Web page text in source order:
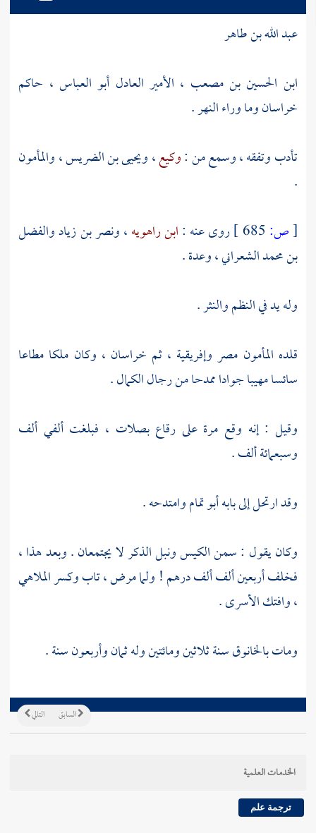
عبد الله بن طاهر
ابن الحسين بن مصعب ، الأمير العادل أبو العباس ، حاكم
خراسانوما وراء النهر.
تأدب وتفقه ، وسمع من :وكيع،ويحيى بن الضريس،والمأمون
.
[ص: روى عنه :ابن راهويه،ونصر بن زيادوالفضل
بن محمد الشعراني، وعدة .
وله يد في النظم والنثر .
قلده المأمون مصر وإفريقية ، ثم خراسان ، وكان ملكا مطاعا
سائسا مهيبا جوادا ممدحا من رجال الكمال .
وقيل : إنه وقع مرة على رقاع بصلات ، فبلغت ألفي ألف
وسبعمائة ألف .
وقد ارتحل إلى بابهأبو تماموامتدحه .
وكان يقول : سمن الكيس ونبل الذكر لا يجتمعان . وبعد هذا ،
فخلف أربعين ألف ألف درهم ! ولما مرض ، تاب وكسر الملاهي
، وافتك الأسرى .
وماتبالخانوقسنة ثلاثين ومائتين وله ثمان وأربعون سنة .
التالي السابق
الخدمات العلمية
ترجمة علم